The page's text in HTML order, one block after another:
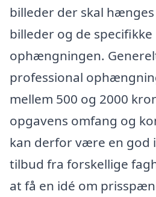
billeder der skal
billeder og de
ophængningen.
professional
mellem 500 og 2000
opgavens omfang og
kan derfor være en god
tilbud fra forskellige
at få en idé om